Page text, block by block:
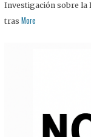
Investigación sobre la
tras More